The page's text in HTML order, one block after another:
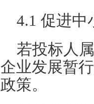
4.1 促进中
若投标人
企业发展暂
政策。